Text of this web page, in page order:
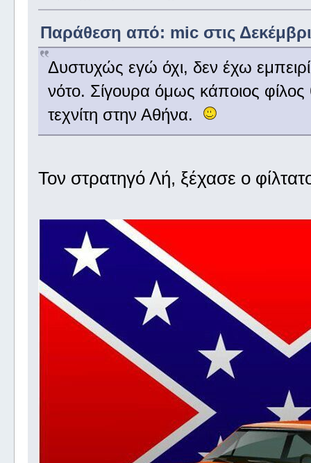
Παράθεση από: mic στις
Δυστυχώς εγώ όχι, δεν έχω
νότο. Σίγουρα όμως κάποιος
τεχνίτη στην Αθήνα.
Τον στρατηγό Λή, ξέχασε ο